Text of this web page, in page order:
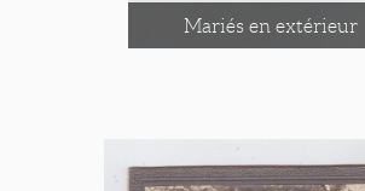
Mariés en extérieur